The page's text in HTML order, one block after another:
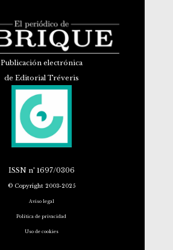
Publicación electrónica
de Editorial Tréveris
ISSNnº 1697/0306
© Copyright 2003-2025
Aviso legal
Política de privacidad
Uso de cookies